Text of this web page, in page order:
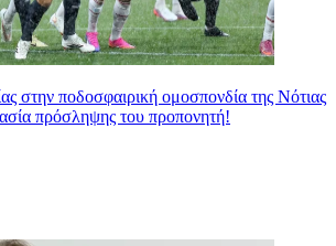
στην ποδοσφαιρική ομοσπονδία της Νότιας
πρόσληψης του προπονητή!